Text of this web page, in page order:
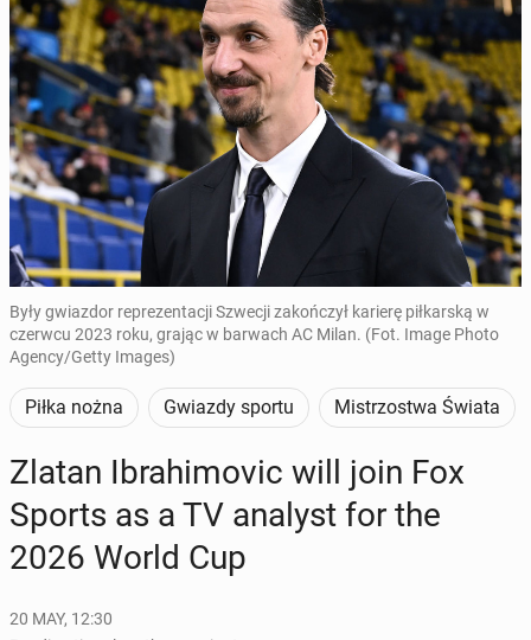
Były gwiazdor reprezentacji Szwecji zakończył karierę piłkarską w
czerwcu 2023 roku, grając w barwach AC Milan. (Fot. Image Photo
Agency/Getty Images)
Piłka nożna Gwiazdy sportu Mistrzostwa Świata
Zlatan Ibrahi­movic will join Fox
Sports as a TV analyst for the
2026 World Cup
20 MAY, 12:30